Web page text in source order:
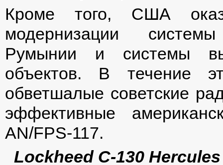
Кроме того, США
модернизации
Румынии и системы
объектов. В течение
обветшалые советские
эффективные
AN/FPS-117.
Lockheed C-130